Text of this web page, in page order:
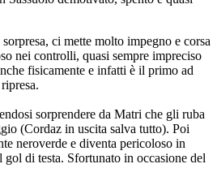
ci mette molto impegno e corsa
nei controlli, quasi sempre impreciso
fisicamente e infatti è il primo ad
sorprendere da Matri che gli ruba
(Cordaz in uscita salva tutto). Poi
neroverde e diventa pericoloso in
di testa. Sfortunato in occasione del